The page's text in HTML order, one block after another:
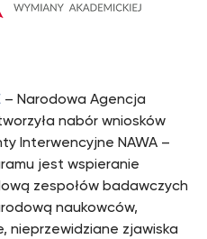
– Narodowa Agencja
nabór wniosków
Interwencyjne NAWA –
jest wspieranie
zespołów badawczych
naukowców,
nieprzewidziane zjawiska